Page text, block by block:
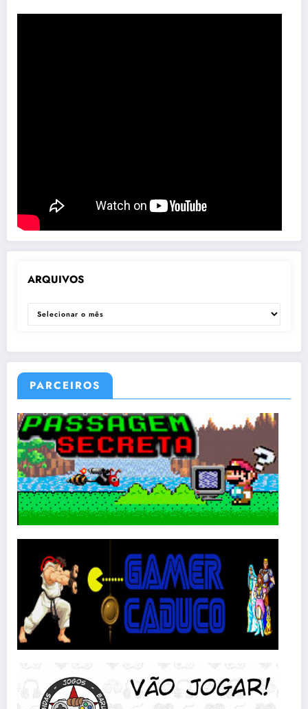
ARQUIVOS
ARQUIVOS
PARCEIROS